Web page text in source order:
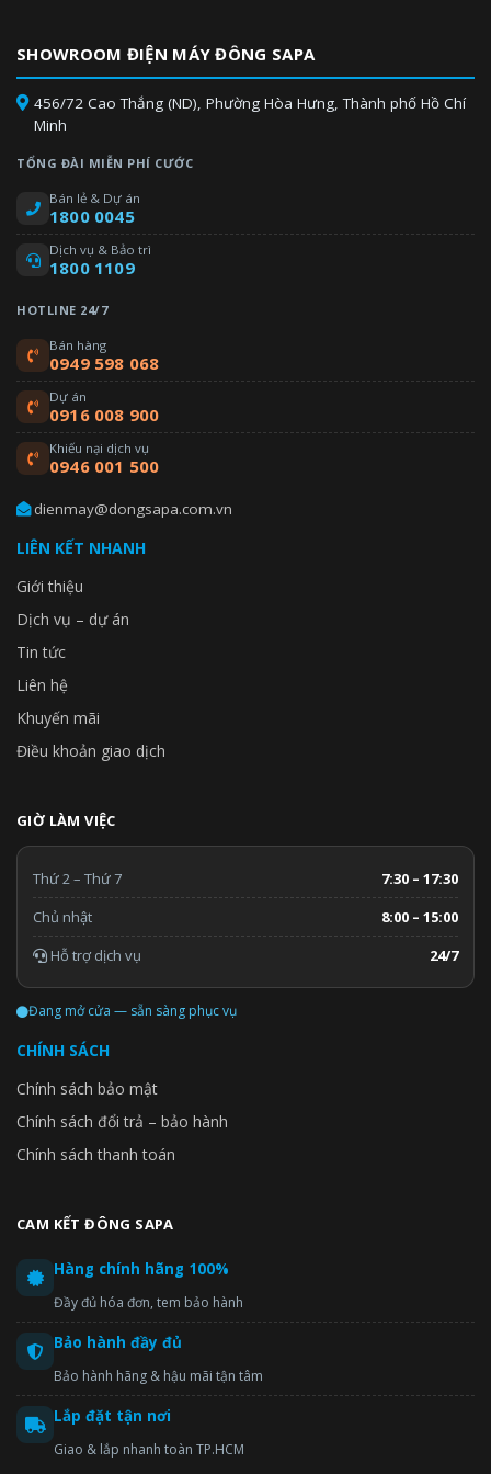
cách thu hồi dầu từ máy nén khác trong cùng một dàn nóng, từ
thống VRF của Panasonic mang lại cho người dùng môi trường
thoải mái đồng thời tiết kiệm năng lượng.
Hệ thống Panasonic quản lý hiệu quả việc thu hồi dầu trong ba
giảm chi phí năng lượng và duy trì sự thoải mái.
Khi mức dầu tại 1 máy nén bị giảm xuống, dầu sẽ được hồi về từ
1 máy nén khác trong cùng một module.
Khi mức dầu trong tất cả các máy nén cùng một module đều
thấp, dầu sẽ được hồi về từ module khác trong cùng một tổ hợp
SHOWROOM ĐIỆN MÁY ĐÔNG SAPA
456/72 Cao Thắng (ND), Phường Hòa Hưng, Thành phố Hồ Chí
Minh
TỔNG ĐÀI MIỄN PHÍ CƯỚC
Bán lẻ & Dự án
1800 0045
Dịch vụ & Bảo trì
1800 1109
HOTLINE 24/7
Bán hàng
0949 598 068
Dự án
0916 008 900
Khiếu nại dịch vụ
0946 001 500
dienmay@dongsapa.com.vn
LIÊN KẾT NHANH
Giới thiệu
Dịch vụ – dự án
Tin tức
Liên hệ
Khuyến mãi
Điều khoản giao dịch
GIỜ LÀM VIỆC
Thứ 2 – Thứ 7
7:30 – 17:30
Chủ nhật
8:00 – 15:00
Hỗ trợ dịch vụ
24/7
Đang mở cửa — sẵn sàng phục vụ
CHÍNH SÁCH
Chính sách bảo mật
Chính sách đổi trả – bảo hành
Chính sách thanh toán
CAM KẾT ĐÔNG SAPA
Hàng chính hãng 100%
Đầy đủ hóa đơn, tem bảo hành
Bảo hành đầy đủ
Bảo hành hãng & hậu mãi tận tâm
Lắp đặt tận nơi
Giao & lắp nhanh toàn TP.HCM